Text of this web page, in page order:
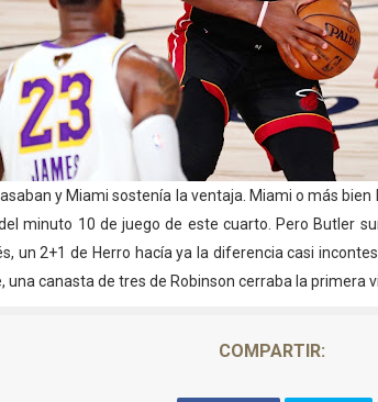
y Miami sostenía la ventaja. Miami o más
minuto 10 de juego de este cuarto. Pero Butler
un 2+1 de Herro hacía ya la diferencia casi
una canasta de tres de Robinson cerraba la primera
COMPARTIR: